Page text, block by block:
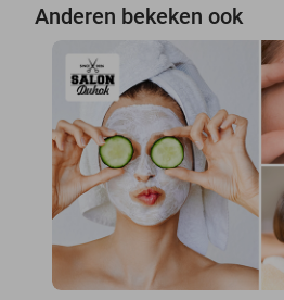
Anderen bekeken ook